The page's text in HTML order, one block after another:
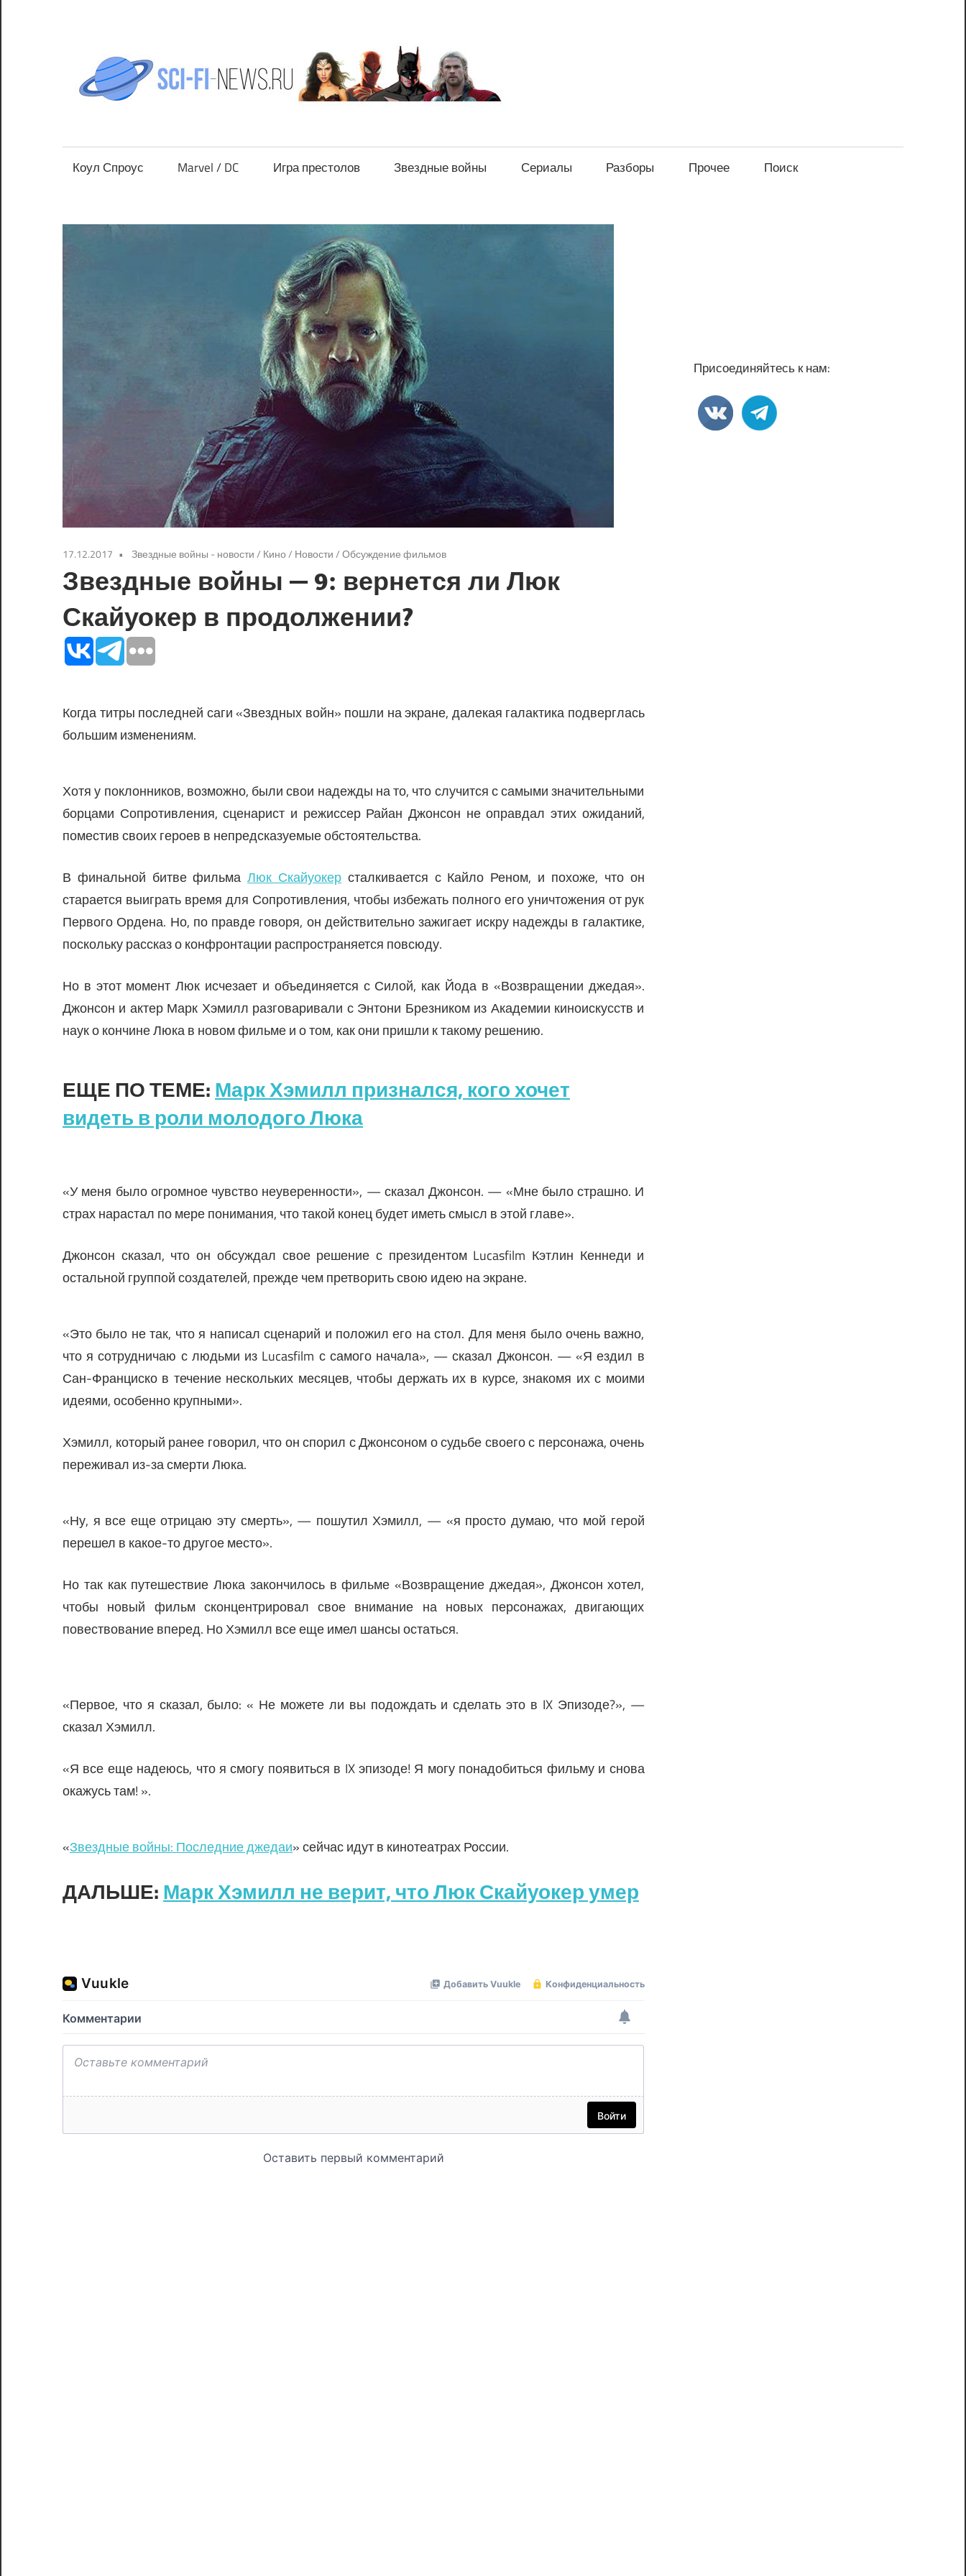
news.ru
Коул Спроус Marvel / DC Игра престолов Звездные войны Сериалы Разборы Прочее Поиск
17.12.2017 Звездные войны - новости/ Кино/ Новости/Обсуждение фильмов
Звездные войны — 9: вернется ли Люк
Скайуокер в продолжении?
Когда титры последней саги «Звездных войн» пошли на экране, далекая галактика подверглась
большим изменениям.
Хотя у поклонников, возможно, были свои надежды на то, что случится с самыми значительными
борцами Сопротивления, сценарист и режиссер Райан Джонсон не оправдал этих ожиданий,
поместив своих героев в непредсказуемые обстоятельства.
В финальной битве фильмаЛюк Скайуокер сталкивается с Кайло Реном, и похоже, что он
старается выиграть время для Сопротивления, чтобы избежать полного его уничтожения от рук
Первого Ордена. Но, по правде говоря, он действительно зажигает искру надежды в галактике,
поскольку рассказ о конфронтации распространяется повсюду.
Но в этот момент Люк исчезает и объединяется с Силой, как Йода в «Возвращении джедая».
Джонсон и актер Марк Хэмилл разговаривали с Энтони Брезником из Академии киноискусств и
наук о кончине Люка в новом фильме и о том, как они пришли к такому решению.
ЕЩЕ ПО ТЕМЕ:Марк Хэмилл признался, кого хочет
видеть в роли молодого Люка
«У меня было огромное чувство неуверенности», — сказал Джонсон. — «Мне было страшно. И
страх нарастал по мере понимания, что такой конец будет иметь смысл в этой главе».
Джонсон сказал, что он обсуждал свое решение с президентом Lucasfilm Кэтлин Кеннеди и
остальной группой создателей, прежде чем претворить свою идею на экране.
«Это было не так, что я написал сценарий и положил его на стол. Для меня было очень важно,
что я сотрудничаю с людьми из Lucasfilm с самого начала», — сказал Джонсон. — «Я ездил в
Сан-Франциско в течение нескольких месяцев, чтобы держать их в курсе, знакомя их с моими
идеями, особенно крупными».
Хэмилл, который ранее говорил, что он спорил с Джонсоном о судьбе своего с персонажа, очень
переживал из-за смерти Люка.
«Ну, я все еще отрицаю эту смерть», — пошутил Хэмилл, — «я просто думаю, что мой герой
перешел в какое-то другое место».
Но так как путешествие Люка закончилось в фильме «Возвращение джедая», Джонсон хотел,
чтобы новый фильм сконцентрировал свое внимание на новых персонажах, двигающих
повествование вперед. Но Хэмилл все еще имел шансы остаться.
«Первое, что я сказал, было: « Не можете ли вы подождать и сделать это в IX Эпизоде?», —
сказал Хэмилл.
«Я все еще надеюсь, что я смогу появиться в IX эпизоде! Я могу понадобиться фильму и снова
окажусь там! ».
«Звездные войны: Последние джедаи» сейчас идут в кинотеатрах России.
ДАЛЬШЕ:Марк Хэмилл не верит, что Люк Скайуокер умер
Присоединяйтесь к нам: